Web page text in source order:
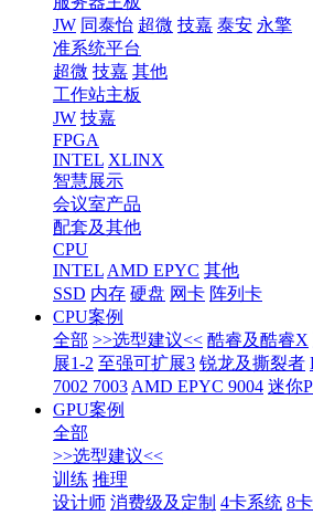
JW 同泰怡 超微 技嘉 泰安 永擎
准系统平台
超微 技嘉 其他
工作站主板
JW 技嘉
FPGA
INTEL XLINX
智慧展示
会议室产品
配套及其他
CPU
INTEL AMD EPYC 其他
SSD 内存 硬盘 网卡 阵列卡
CPU案例
全部 >>选型建议<< 酷睿及酷睿X
展1-2 至强可扩展3 锐龙及撕裂者
7002 7003 AMD EPYC 9004 迷你
GPU案例
全部
>>选型建议<<
训练 推理
设计师 消费级及定制 4卡系统 8